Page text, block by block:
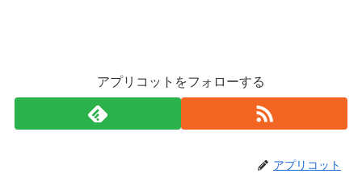
アプリコットをフォローする
アプリコット